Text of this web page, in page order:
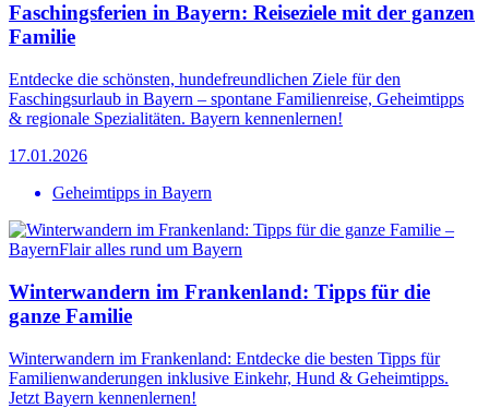
Faschingsferien in Bayern: Reiseziele mit der ganzen
Familie
Entdecke die schönsten, hundefreundlichen Ziele für den
Faschingsurlaub in Bayern – spontane Familienreise, Geheimtipps
& regionale Spezialitäten. Bayern kennenlernen!
17.01.2026
Geheimtipps in Bayern
Winterwandern im Frankenland: Tipps für die
ganze Familie
Winterwandern im Frankenland: Entdecke die besten Tipps für
Familienwanderungen inklusive Einkehr, Hund & Geheimtipps.
Jetzt Bayern kennenlernen!